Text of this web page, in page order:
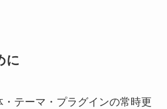
に
テーマ・プラグインの常時更